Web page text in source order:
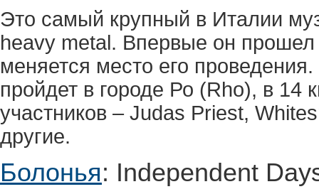
Это самый крупный в Италии
heavy metal. Впервые он прошел
меняется место его
пройдет в городе Ро (Rho), в
участников – Judas Priest,
другие.
Болонья: Independent